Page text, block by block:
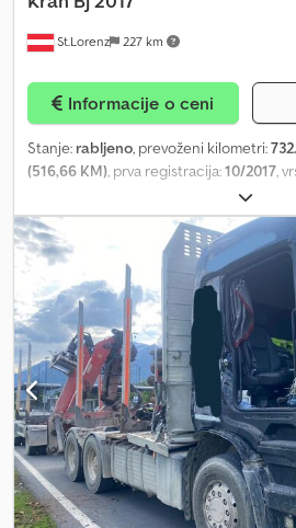
St.Lorenz 227 km
Informacije o ceni
Stanje: rabljeno, prevoženi kilometri:
(516,66 KM), prva registracija:10/2017,
, konfiguracija osi:
samodejen, emisijski razred:Euro 6,
6.100 mm
, širina tovornega prostora:
klimatska naprava, parkirni grelec,
* Model: R490 * Število osi in njihov
Letnik: 2017 * Euro 6 * Avtomatski
Tovorno vozilo za prevoz lesa /
Žerjav: Palfinger Epsilon M12Z83 *
vzmetitev * Medosna razdalja: 3950 /
grelec * Navigacijski sistem * Radio /
rezervoarji in orodjarne omare * Stanje
brezhibno * Motor in menjalnik brez
Reasrf * Žerjav je popolnoma
kabine na strani sovoznika je
* Prednje vetrobransko steklo je